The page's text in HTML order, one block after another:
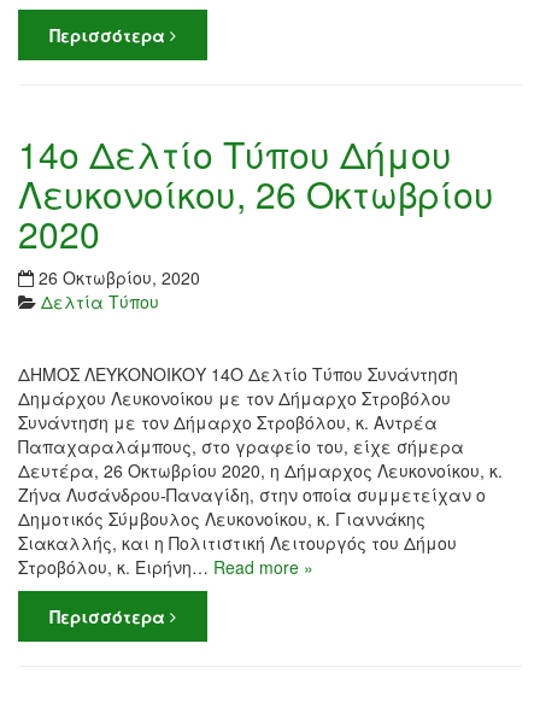
Περισσότερα
14ο Δελτίο Τύπου Δήμου
Λευκονοίκου, 26 Οκτωβρίου
2020
26 Οκτωβρίου, 2020
Δελτία Τύπου
ΔΗΜΟΣ ΛΕΥΚΟΝΟΙΚΟΥ 14Ο Δελτίο Τύπου Συνάντηση
Δημάρχου Λευκονοίκου με τον Δήμαρχο Στροβόλου
Συνάντηση με τον Δήμαρχο Στροβόλου, κ. Αντρέα
Παπαχαραλάμπους, στο γραφείο του, είχε σήμερα
Δευτέρα, 26 Οκτωβρίου 2020, η Δήμαρχος Λευκονοίκου, κ.
Ζήνα Λυσάνδρου-Παναγίδη, στην οποία συμμετείχαν ο
Δημοτικός Σύμβουλος Λευκονοίκου, κ. Γιαννάκης
Σιακαλλής, και η Πολιτιστική Λειτουργός του Δήμου
Στροβόλου, κ. Ειρήνη… Read more »
Περισσότερα